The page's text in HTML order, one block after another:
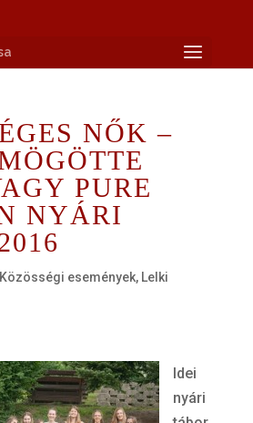
NŐK –
PURE
NYÁRI
Közösségi események, Lelki
Idei
nyári